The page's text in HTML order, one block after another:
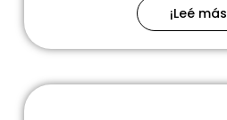
¡Leé